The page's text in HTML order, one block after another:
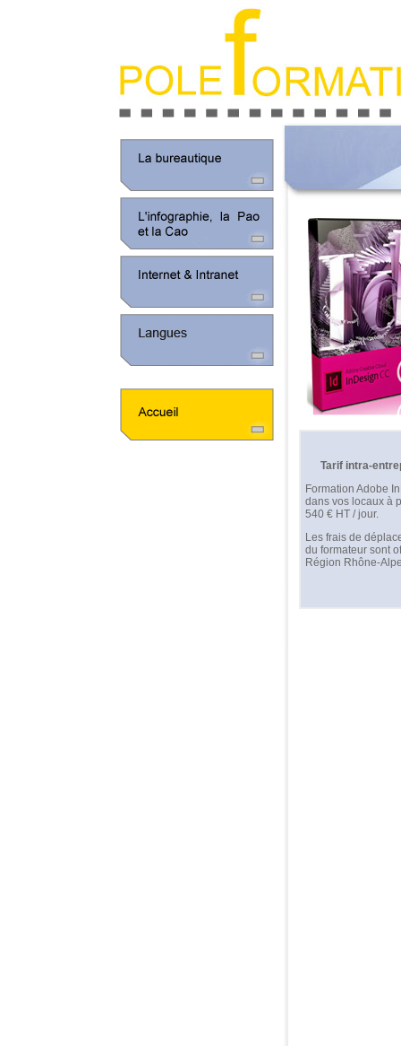
Tarif intra-
Formation Adobe
dans vos locaux à
540 € HT / jour.
Les frais de
du formateur sont
Région Rhône-